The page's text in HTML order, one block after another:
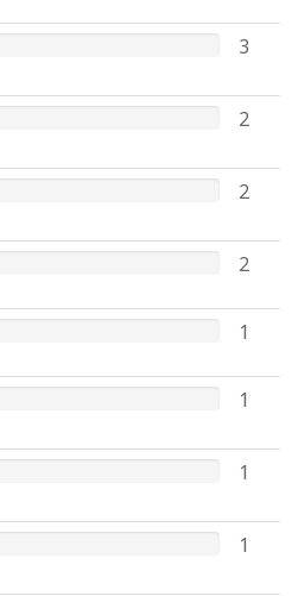
3
2
2
2
1
1
1
1